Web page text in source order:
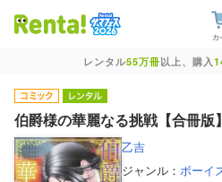
レンタル55万冊以上、購入
伯爵様の華麗なる挑戦【合冊版】
乙吉
ジャンル： ボーイ